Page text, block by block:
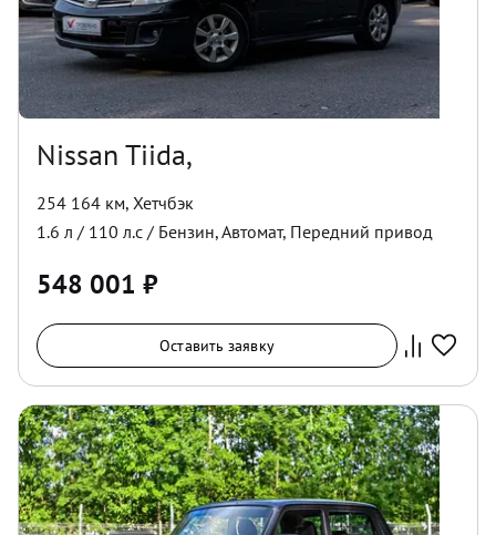
Nissan Tiida,
254 164 км, Хетчбэк
1.6 л / 110 л.с / Бензин,Автомат, Передний привод
548 001 ₽
Оставить заявку